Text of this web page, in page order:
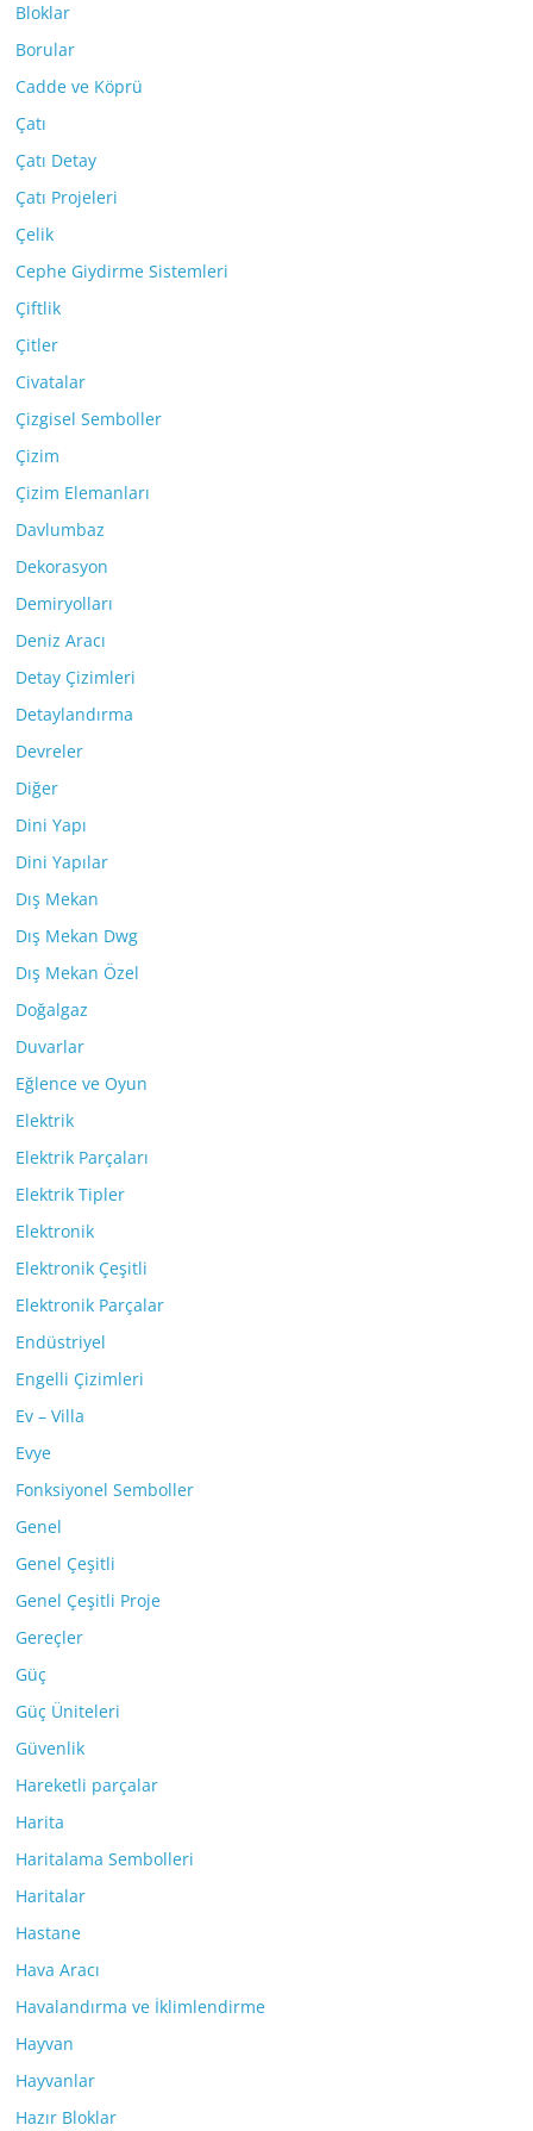
Bloklar
Borular
Cadde ve Köprü
Çatı
Çatı Detay
Çatı Projeleri
Çelik
Cephe Giydirme Sistemleri
Çiftlik
Çitler
Civatalar
Çizgisel Semboller
Çizim
Çizim Elemanları
Davlumbaz
Dekorasyon
Demiryolları
Deniz Aracı
Detay Çizimleri
Detaylandırma
Devreler
Diğer
Dini Yapı
Dini Yapılar
Dış Mekan
Dış Mekan Dwg
Dış Mekan Özel
Doğalgaz
Duvarlar
Eğlence ve Oyun
Elektrik
Elektrik Parçaları
Elektrik Tipler
Elektronik
Elektronik Çeşitli
Elektronik Parçalar
Endüstriyel
Engelli Çizimleri
Ev – Villa
Evye
Fonksiyonel Semboller
Genel
Genel Çeşitli
Genel Çeşitli Proje
Gereçler
Güç
Güç Üniteleri
Güvenlik
Hareketli parçalar
Harita
Haritalama Sembolleri
Haritalar
Hastane
Hava Aracı
Havalandırma ve İklimlendirme
Hayvan
Hayvanlar
Hazır Bloklar